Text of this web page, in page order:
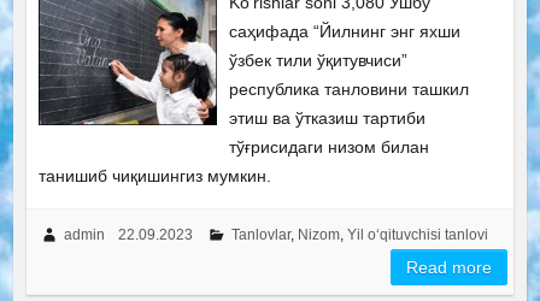
саҳифада “Йилнинг энг яхши
ўзбек тили ўқитувчиси”
республика танловини ташкил
этиш ва ўтказиш тартиби
тўғрисидаги низом билан
танишиб чиқишингиз мумкин.
admin 22.09.2023 Tanlovlar, Nizom, Yil o‘qituvchisi tanlovi
Read more